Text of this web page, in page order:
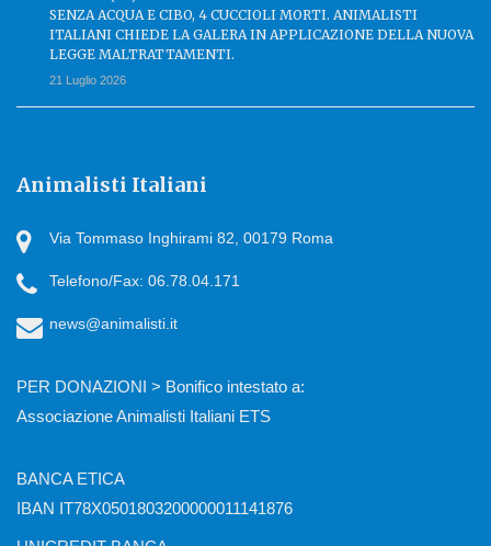
SENZA ACQUA E CIBO, 4 CUCCIOLI MORTI. ANIMALISTI
ITALIANI CHIEDE LA GALERA IN APPLICAZIONE DELLA NUOVA
LEGGE MALTRATTAMENTI.
21 Luglio 2026
Animalisti Italiani
Via Tommaso Inghirami 82, 00179 Roma
Telefono/Fax: 06.78.04.171
news@animalisti.it
PER DONAZIONI > Bonifico intestato a:
Associazione Animalisti Italiani ETS
BANCA ETICA
IBAN IT78X0501803200000011141876